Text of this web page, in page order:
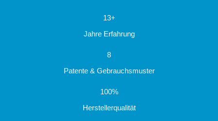
13+
Jahre Erfahrung
8
Patente & Gebrauchsmuster
100%
Herstellerqualität